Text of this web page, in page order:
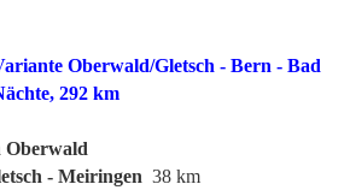
Oberwald/Gletsch - Bern - Bad
292 km
Oberwald
- Meiringen 38 km